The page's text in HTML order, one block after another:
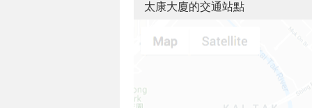
太康大廈的交通站點